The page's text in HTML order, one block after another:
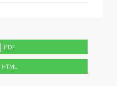
PDF
HTML